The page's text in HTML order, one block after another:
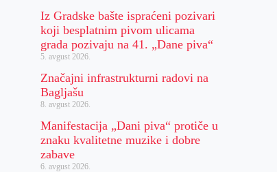
Iz Gradske bašte ispraćeni pozivari
koji besplatnim pivom ulicama
grada pozivaju na 41. „Dane piva“
5. avgust 2026.
Značajni infrastrukturni radovi na
Bagljašu
8. avgust 2026.
Manifestacija „Dani piva“ protiče u
znaku kvalitetne muzike i dobre
zabave
6. avgust 2026.